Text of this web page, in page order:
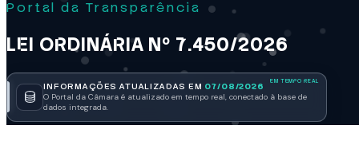
Portal da Transparência
LEI ORDINÁRIA Nº 7.450/2026
INFORMAÇÕES ATUALIZADAS EM 07/08/2026
O Portal da Câmara é atualizado em tempo real, conectado à base de
dados integrada.